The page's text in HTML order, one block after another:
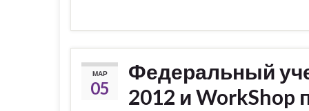
МАР
05
Федеральный
2012 и WorkShop